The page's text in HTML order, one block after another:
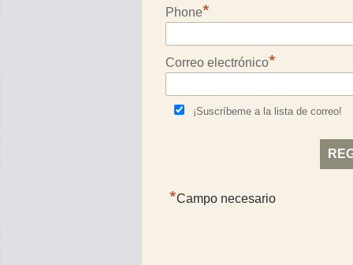
Phone*
Correo electrónico*
¡Suscríbeme a la lista de correo!
*Campo necesario